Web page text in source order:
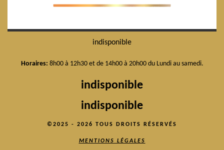
indisponible
Horaires: 8h00 à 12h30 et de 14h00 à 20h00 du Lundi au samedi.
indisponible
indisponible
©2025 - 2026 TOUS DROITS RÉSERVÉS
MENTIONS LÉGALES